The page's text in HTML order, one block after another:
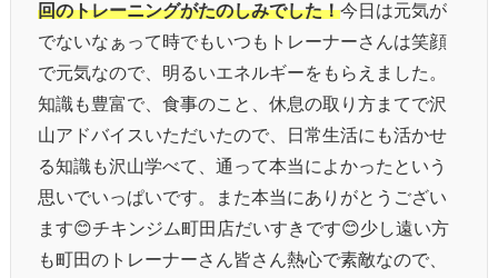
回のトレーニングがたのしみでした！今日は元気が
でないなぁって時でもいつもトレーナーさんは笑顔
で元気なので、明るいエネルギーをもらえました。
知識も豊富で、食事のこと、休息の取り方まてで沢
山アドバイスいただいたので、日常生活にも活かせ
る知識も沢山学べて、通って本当によかったという
思いでいっぱいです。また本当にありがとうござい
ます😊チキンジム町田店だいすきです😊少し遠い方
も町田のトレーナーさん皆さん熱心で素敵なので、